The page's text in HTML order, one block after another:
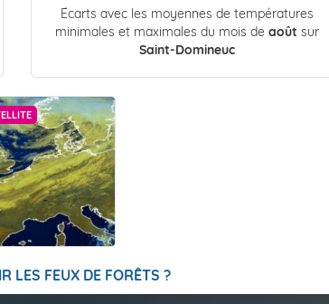
Écarts avec les moyennes de températures
minimales et maximales du mois de août sur
Saint-Domineuc
LES FEUX DE FORÊTS ?